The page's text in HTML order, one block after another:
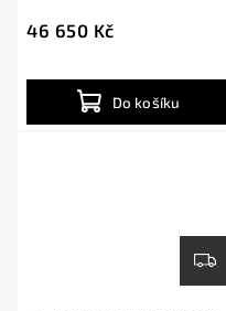
46 650 Kč
Do košíku